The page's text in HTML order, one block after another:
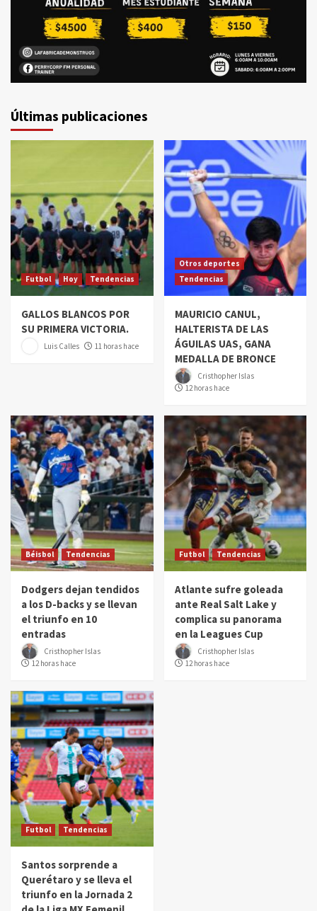
Últimas publicaciones
Futbol Hoy Tendencias
GALLOS BLANCOS POR
SU PRIMERA VICTORIA.
Luis Calles 11 horas hace
Otros deportes
Tendencias
MAURICIO CANUL,
HALTERISTA DE LAS
ÁGUILAS UAS, GANA
MEDALLA DE BRONCE
Cristhopher Islas
12 horas hace
Béisbol Tendencias
Dodgers dejan tendidos
a los D-backs y se llevan
el triunfo en 10
entradas
Cristhopher Islas
12 horas hace
Futbol Tendencias
Atlante sufre goleada
ante Real Salt Lake y
complica su panorama
en la Leagues Cup
Cristhopher Islas
12 horas hace
Futbol Tendencias
Santos sorprende a
Querétaro y se lleva el
triunfo en la Jornada 2